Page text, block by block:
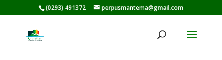
(0293) 491372 perpusmantema@gmail.com